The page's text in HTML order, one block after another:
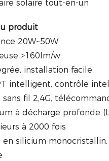
solaire tout-en-un
produit
20W~50W
>160lm/w
installation facile
intelligent, contrôle
fil 2,4G,
à décharge profonde
à 2000 fois
en silicium